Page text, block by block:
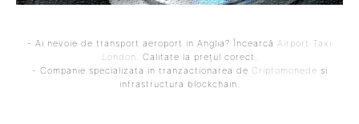
- Ai nevoie de transport aeroport in Anglia? Încearcă Airport Taxi
London . Calitate la prețul corect.
- Companie specializata in tranzactionarea de Criptomonede si
infrastructura blockchain.